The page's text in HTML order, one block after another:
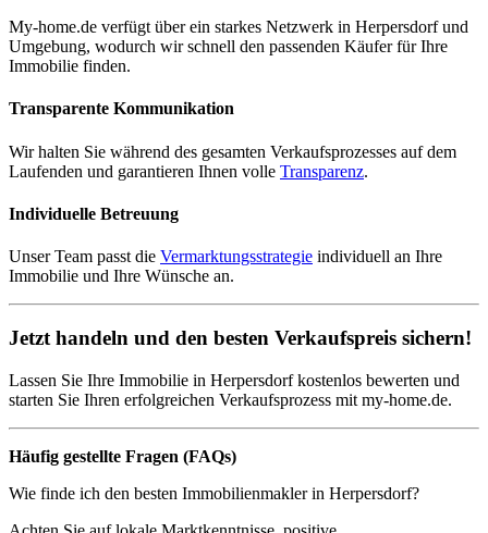
My-home.de verfügt über ein starkes Netzwerk in Herpersdorf und
Umgebung, wodurch wir schnell den passenden Käufer für Ihre
Immobilie finden.
Transparente Kommunikation
Wir halten Sie während des gesamten Verkaufsprozesses auf dem
Laufenden und garantieren Ihnen volle Transparenz.
Individuelle Betreuung
Unser Team passt die Vermarktungsstrategie individuell an Ihre
Immobilie und Ihre Wünsche an.
Jetzt handeln und den besten Verkaufspreis sichern!
Lassen Sie Ihre Immobilie in Herpersdorf kostenlos bewerten und
starten Sie Ihren erfolgreichen Verkaufsprozess mit my-home.de.
Häufig gestellte Fragen (FAQs)
Wie finde ich den besten Immobilienmakler in Herpersdorf?